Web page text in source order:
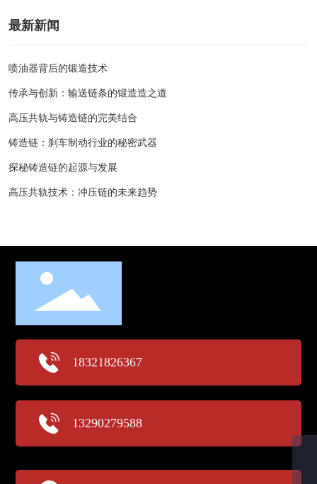
最新新闻
喷油器背后的锻造技术
传承与创新：输送链条的锻造造之道
高压共轨与铸造链的完美结合
铸造链：刹车制动行业的秘密武器
探秘铸造链的起源与发展
高压共轨技术：冲压链的未来趋势
18321826367
13290279588
sn@sdsennai.com